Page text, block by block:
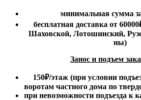
минимальная сумма
бесплатная доставка от
Шаховской, Лотошинский,
ны)
Занос и подъем
150₽/этаж(при условии
воротам частного дома по
при невозможности подъезда к